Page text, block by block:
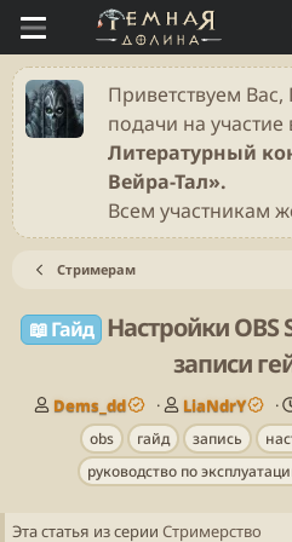
Приветствуем Вас,
подачи на участие
Литературный
Вейра-Тал».
Всем участникам
Стримерам
📖 Гайд Настройки
записи
А
Dems_dd
А
в
т
о
р
LiaNdrY
obs
гайд запись
руководство по
Эта статья из серии Стримерство